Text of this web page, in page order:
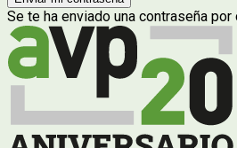
Se te ha enviado una contraseña